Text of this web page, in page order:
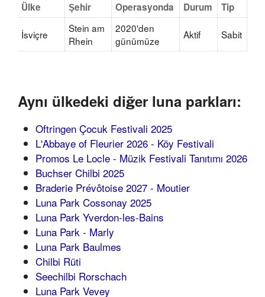
Ülke Şehir Operasyonda Durum Tip
İsviçre
Stein am
Rhein
2020'den
günümüze
Aktif Sabit
Aynı ülkedeki diğer luna parkları:
Oftringen Çocuk Festivali 2025
L'Abbaye of Fleurier 2026 - Köy Festivali
Promos Le Locle - Müzik Festivali Tanıtımı 2026
Buchser Chilbi 2025
Braderie Prévôtoise 2027 - Moutier
Luna Park Cossonay 2025
Luna Park Yverdon-les-Bains
Luna Park - Marly
Luna Park Baulmes
Chilbi Rüti
Seechilbi Rorschach
Luna Park Vevey